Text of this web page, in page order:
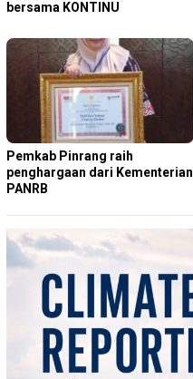
bersama KONTINU
Pemkab Pinrang raih
penghargaan dari Kementerian
PANRB